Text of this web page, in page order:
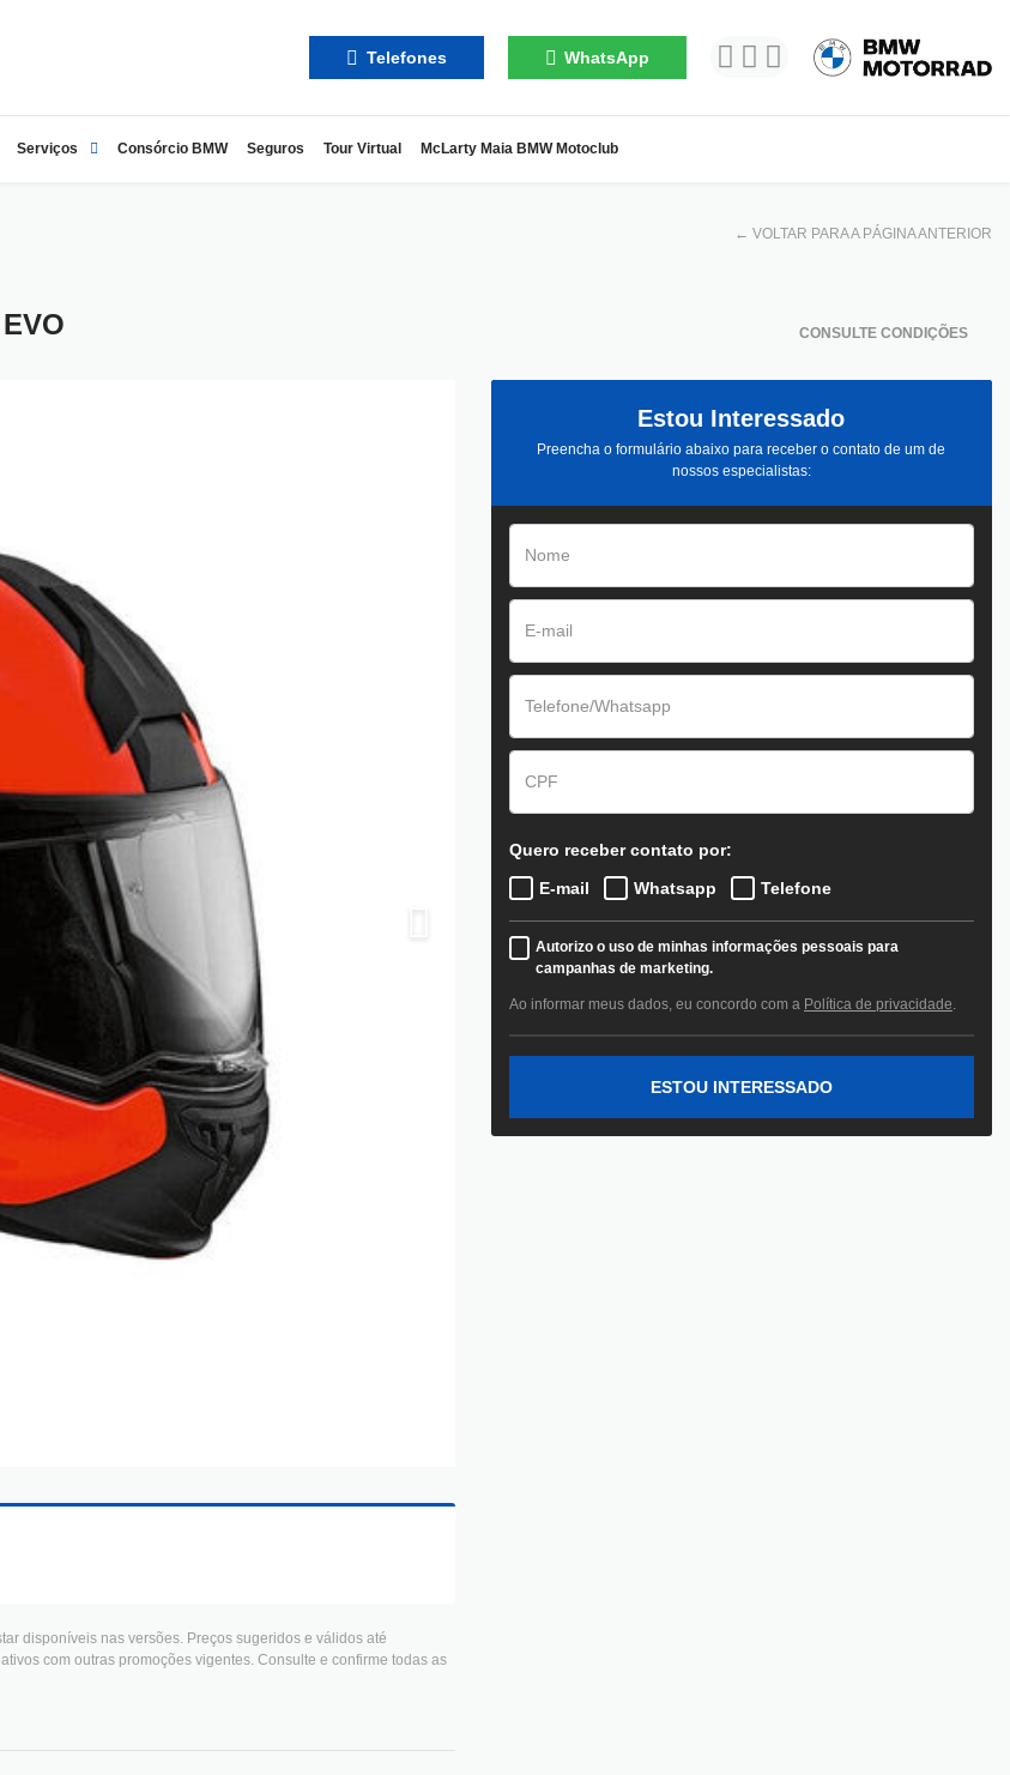
Telefones WhatsApp
Serviços Consórcio BMW Seguros Tour Virtual McLarty Maia BMW Motoclub
← VOLTAR PARA A PÁGINA ANTERIOR
CONSULTE CONDIÇÕES
disponíveis nas versões. Preços sugeridos e válidos até
com outras promoções vigentes. Consulte e confirme todas as
Estou Interessado
Preencha o formulário abaixo para receber o contato de um de
nossos especialistas:
Quero receber contato por:
E-mail
Whatsapp Telefone
Autorizo o uso de minhas informações pessoais para
campanhas de marketing.
Ao informar meus dados, eu concordo com a Política de privacidade
ESTOU INTERESSADO